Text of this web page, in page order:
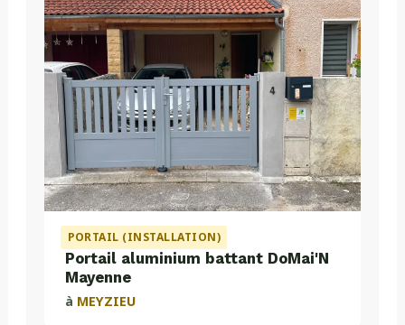
PORTAIL (INSTALLATION)
Portail aluminium battant DoMai'N
Mayenne
à MEYZIEU